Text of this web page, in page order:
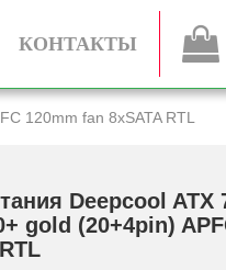
КОНТАКТЫ
120mm fan 8xSATA RTL
Deepcool ATX
gold (20+­4pin)